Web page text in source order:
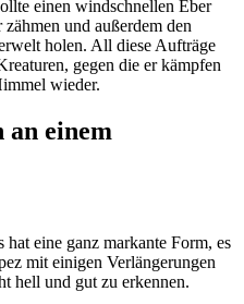
einen windschnellen Eber
und außerdem den
holen. All diese Aufträge
gegen die er kämpfen
wieder.
einem
eine ganz markante Form, es
mit einigen Verlängerungen
hell und gut zu erkennen.